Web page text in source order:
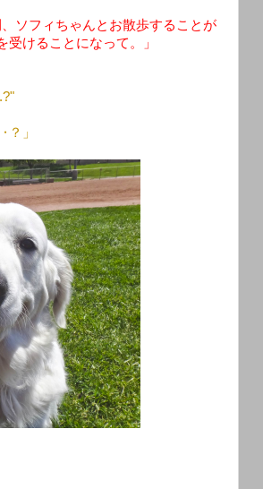
ソフィちゃんとお散歩することが
けることになって。」
」